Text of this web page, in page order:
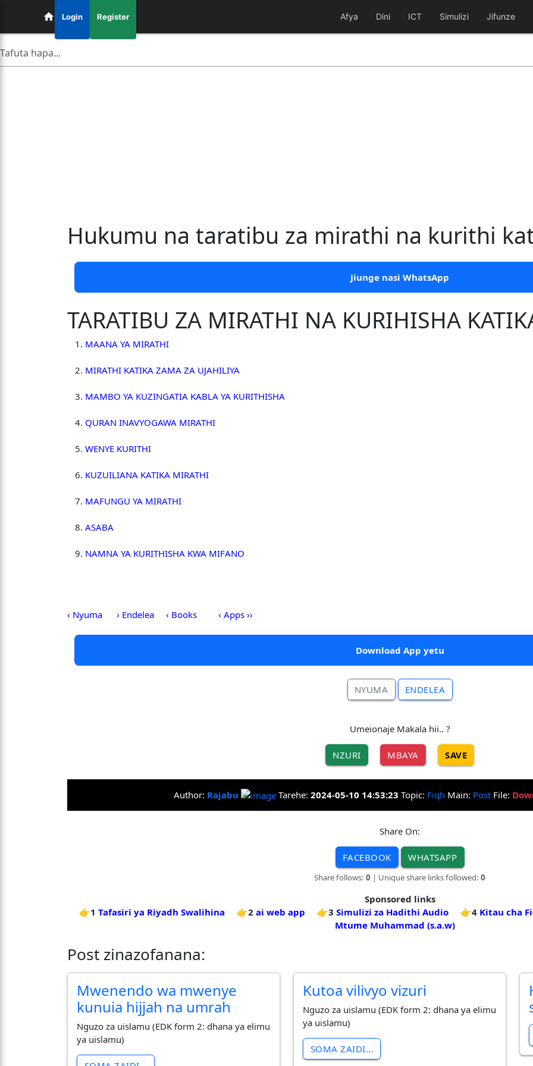
Login Register Afya Dini ICT Simulizi Jifunze
Hukumu na taratibu za mirathi na kurithi
Jiunge nasi WhatsApp
TARATIBU ZA MIRATHI NA KURIHISHA
MAANA YA MIRATHI
MIRATHI KATIKA ZAMA ZA UJAHILIYA
MAMBO YA KUZINGATIA KABLA YA KURITHISHA
QURAN INAVYOGAWA MIRATHI
WENYE KURITHI
KUZUILIANA KATIKA MIRATHI
MAFUNGU YA MIRATHI
ASABA
NAMNA YA KURITHISHA KWA MIFANO
‹ Nyuma › Endelea ‹ Books ‹ Apps ››
Download App yetu
NYUMA ENDELEA
Umeionaje Makala hii.. ?
NZURI MBAYA SAVE
Author: Rajabu Tarehe: 2024-05-10 14:53:23 Topic: Fiqh Main: PostFile:
Share On:
FACEBOOK WHATSAPP
Share follows: 0 | Unique share links followed: 0
Sponsored links
👉1 Tafasiri ya Riyadh Swalihina 👉2 ai web app 👉3 Simulizi za Hadithi Audio 👉4 Kitau cha
Mtume Muhammad (s.a.w)
Post zinazofanana:
Mwenendo wa mwenye
kunuia hijjah na umrah
Nguzo za uislamu (EDK form 2: dhana ya elimu
ya uislamu)
Kutoa vilivyo vizuri
Nguzo za uislamu (EDK form 2: dhana ya elimu
ya uislamu)
SOMA ZAIDI...